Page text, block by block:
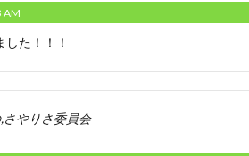
AM
た！！！
さやりさ委員会